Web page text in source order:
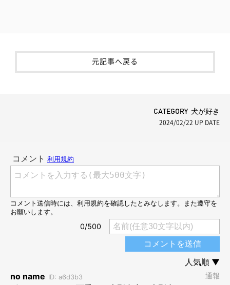
元記事へ戻る
CATEGORY 犬が好き
2024/02/22 UP DATE